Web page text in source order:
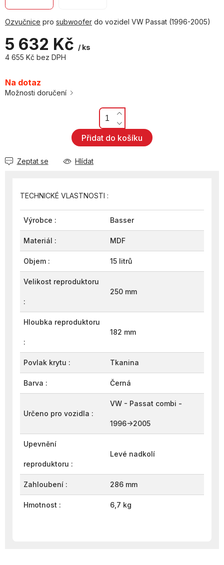
5 632 Kč / ks
4 655 Kč bez DPH
cena:
Na dotaz
Možnosti doručení
Přidat do košíku
Ozvučnice pro subwoofer do vozidel VW Passat (1996-2005)
Zeptat se Hlídat
TECHNICKÉ VLASTNOSTI :
Výrobce : Basser
Materiál : MDF
Objem : 15 litrů
Velikost reproduktoru
:
250 mm
Hloubka reproduktoru
:
182 mm
Povlak krytu : Tkanina
Barva : Černá
Určeno pro vozidla :
VW - Passat combi -
1996->2005
Upevnění
reproduktoru :
Levé nadkolí
Zahloubení : 286 mm
Hmotnost : 6,7 kg